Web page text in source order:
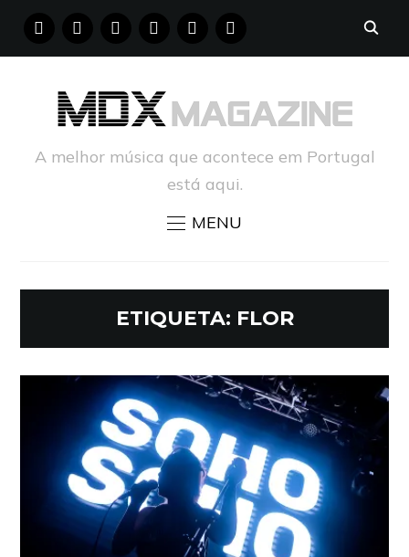
FACEBOOKINSTAGRAM
YOUTUBE PINTERESTTUMBLR
A melhor música que acontece em Portugal
está aqui.
MENU
ETIQUETA: FLOR